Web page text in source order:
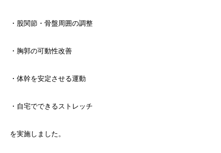
・股関節・骨盤周囲の調整
・胸郭の可動性改善
・体幹を安定させる運動
・自宅でできるストレッチ
を実施しました。